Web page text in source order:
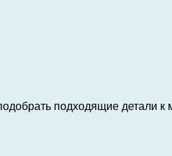
подходящие детали